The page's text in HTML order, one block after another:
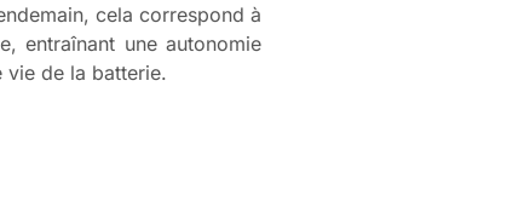
cela correspond à
entraînant une autonomie
vie de la batterie.